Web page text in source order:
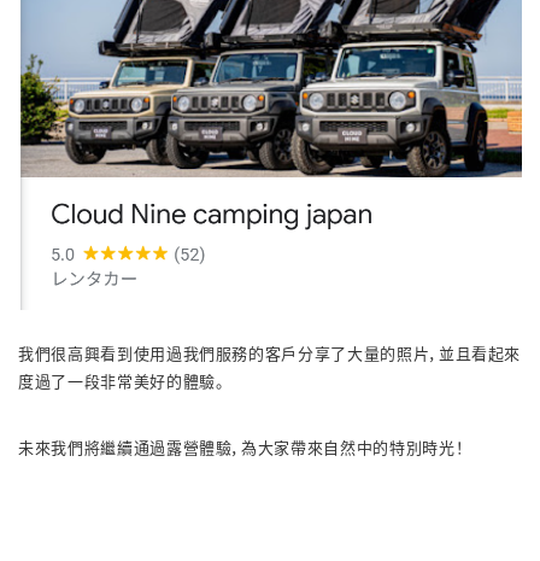
我們很高興看到使用過我們服務的客戶分享了大量的照片，並且看起來
度過了一段非常美好的體驗。
未來我們將繼續通過露營體驗，為大家帶來自然中的特別時光！